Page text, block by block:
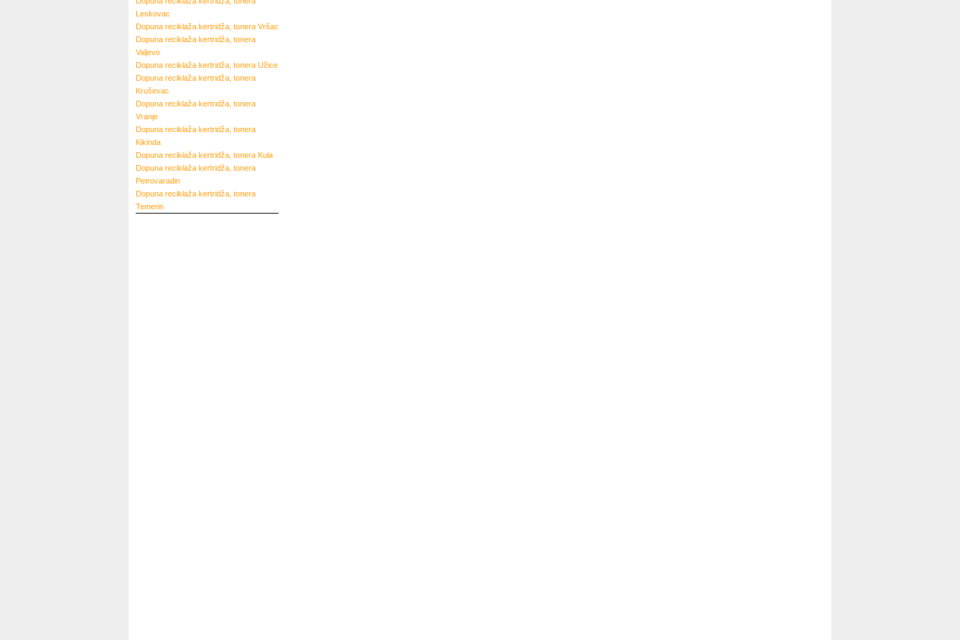
Leskovac
Dopuna reciklaža kertridža, tonera Vršac
Dopuna reciklaža kertridža, tonera
Valjevo
Dopuna reciklaža kertridža, tonera Užice
Dopuna reciklaža kertridža, tonera
Kruševac
Dopuna reciklaža kertridža, tonera
Vranje
Dopuna reciklaža kertridža, tonera
Kikinda
Dopuna reciklaža kertridža, tonera Kula
Dopuna reciklaža kertridža, tonera
Petrovaradin
Dopuna reciklaža kertridža, tonera
Temerin